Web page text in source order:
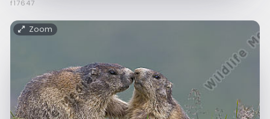
f17647
Zoom